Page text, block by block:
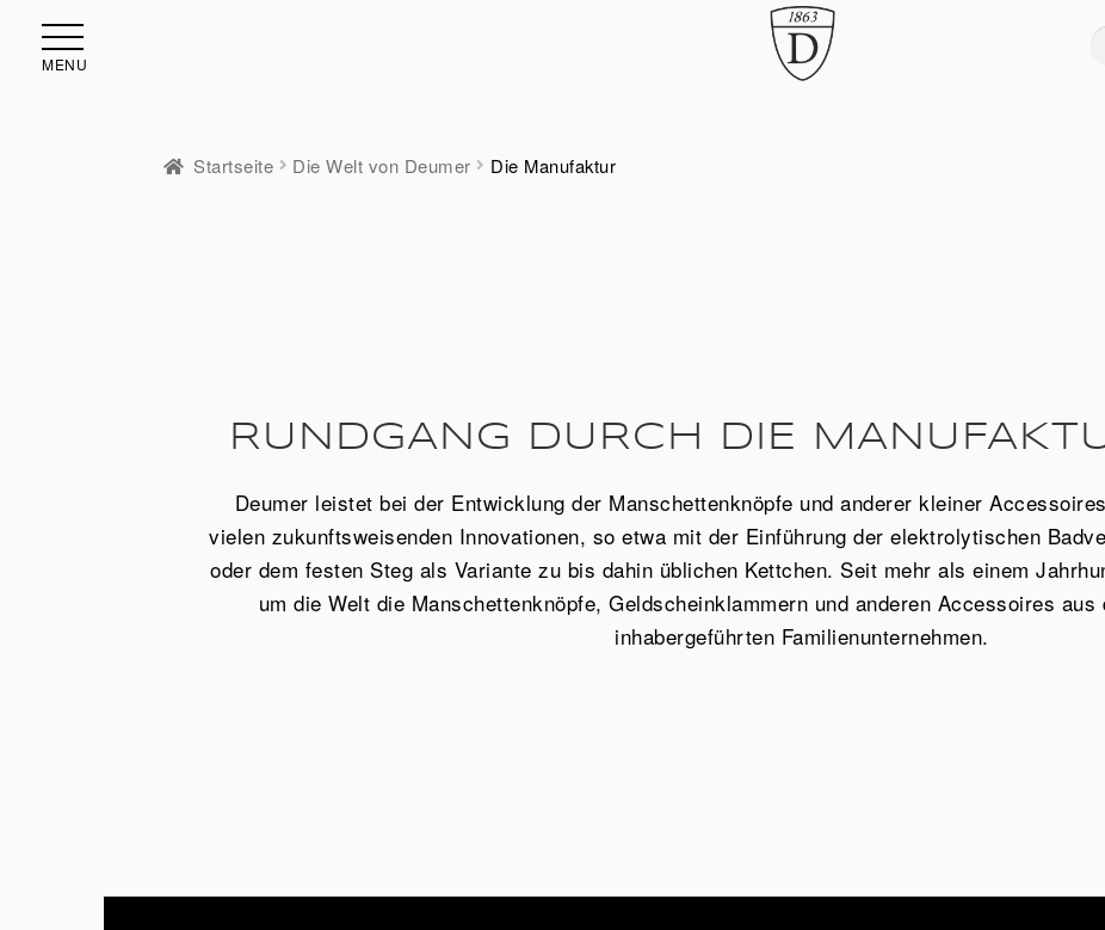
MENU
Startseite Die Welt von Deumer Die Manufaktur
RUNDGANG DURCH DIE
Deumer leistet bei der Entwicklung der Manschettenknöpfe und anderer kleiner
vielen zukunftsweisenden Innovationen, so etwa mit der Einführung der elektrolytischen
oder dem festen Steg als Variante zu bis dahin üblichen Kettchen. Seit mehr als einem
um die Welt die Manschettenknöpfe, Geldscheinklammern und anderen Accessoires
inhabergeführten Familienunternehmen.